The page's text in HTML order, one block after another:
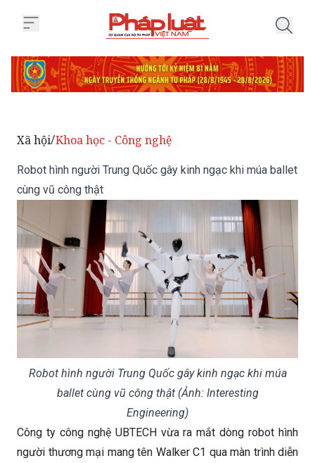
Robot hình người Trung Quốc gây kinh ngạc khi múa ballet
ballet cùng vũ công thật (Ảnh: Interesting
Engineering)
Công ty công nghệ UBTECH vừa ra mắt dòng robot hình
người thương mại mang tên Walker C1 qua màn trình diễn
các động tác ballet trong vở "Hồ Thiên Nga" cùng các vũ
công chuyên nghiệp.